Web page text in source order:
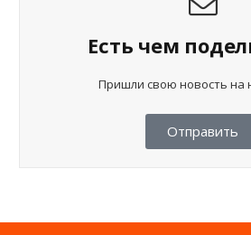
Есть чем
Пришли свою новость на
Отправить